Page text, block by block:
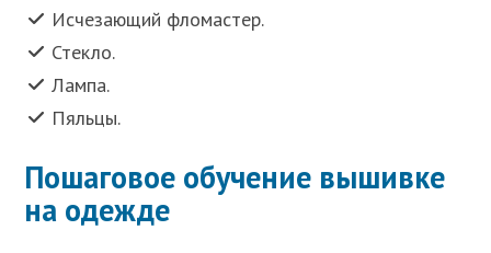
Исчезающий фломастер.
Стекло.
Лампа.
Пяльцы.
Пошаговое обучение вышивке
на одежде